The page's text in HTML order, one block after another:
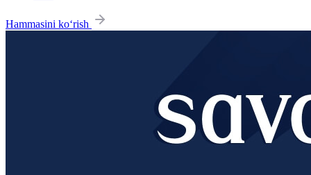
Hammasini ko‘rish